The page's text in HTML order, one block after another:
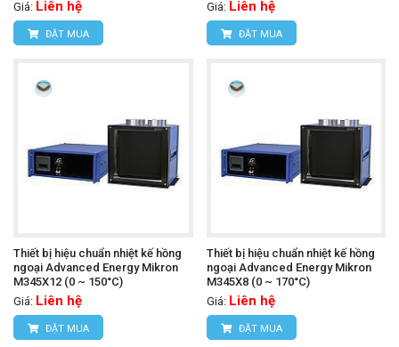
Giá: Liên hệ
ĐẶT MUA
Giá: Liên hệ
ĐẶT MUA
Thiết bị hiệu chuẩn nhiệt kế hồng
ngoại Advanced Energy Mikron
M345X12 (0 ~ 150°C)
Giá: Liên hệ
ĐẶT MUA
Thiết bị hiệu chuẩn nhiệt kế hồng
ngoại Advanced Energy Mikron
M345X8 (0 ~ 170°C)
Giá: Liên hệ
ĐẶT MUA